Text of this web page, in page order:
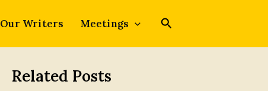
Our Writers Meetings
Related Posts